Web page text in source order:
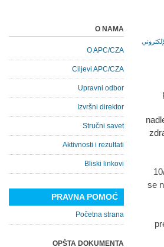
se
O NAMA
O APC/CZA
Ciljevi APC/CZA
Upravni odbor
Izvršni direktor
Stručni savet
Aktivnosti i rezultati
Bliski linkovi
PRAVNA POMOĆ
Početna strana
OPŠTA DOKUMENTA